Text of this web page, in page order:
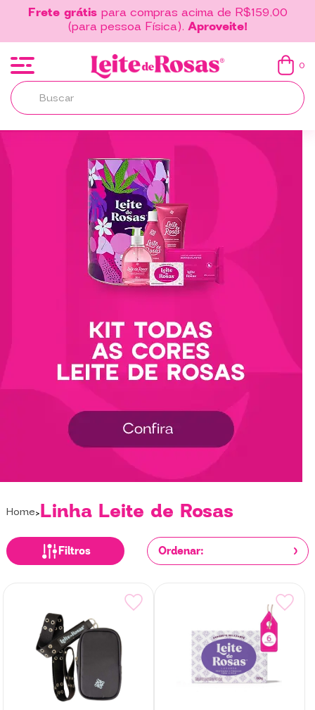
Frete grátispara compras acima de R$159,00
(para pessoa Física).Aproveite!
0
Home Linha Leite de Rosas
Filtros Ordenar: